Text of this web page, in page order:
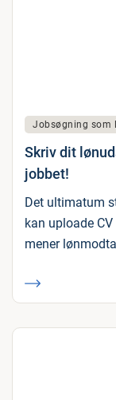
Jobsøgning som
Skriv dit
jobbet!
Det ultimatum
kan uploade
mener